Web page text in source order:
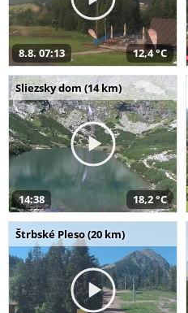
8.8. 07:13 12,4 °C
Sliezsky dom (14 km)
14:38 18,2 °C
Štrbské Pleso (20 km)